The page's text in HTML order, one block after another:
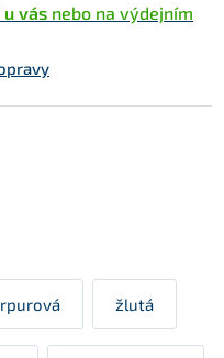
u vás nebo na výdejním
žlutá